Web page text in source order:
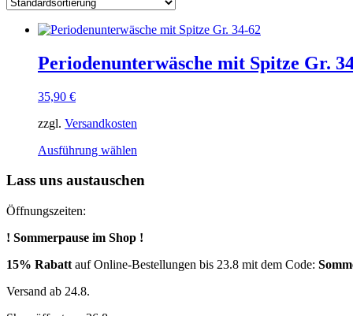
Periodenunterwäsche mit Spitze Gr.
35,90 €
zzgl. Versandkosten
Ausführung wählen
weist
Die
können
Lass uns austauschen
Öffnungszeiten:
! Sommerpause im Shop !
15% Rabatt auf Online-Bestellungen bis 23.8 mit dem Code:
Versand ab 24.8.